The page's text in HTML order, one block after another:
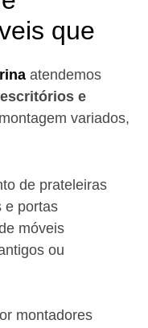
que
atendemos
e
variados,
de prateleiras
e portas
móveis
ou
montadores